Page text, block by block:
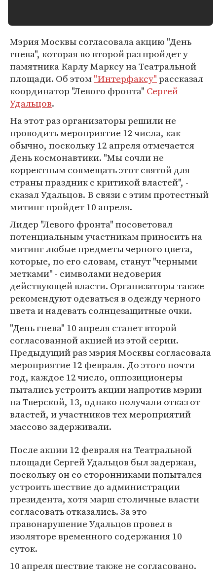
Мэрия Москвы согласовала акцию "День
гнева", которая во второй раз пройдет у
памятника Карлу Марксу на Театральной
площади. Об этом"Интерфаксу"рассказал
координатор "Левого фронта" Сергей
Удальцов.
На этот раз организаторы решили не
проводить мероприятие 12 числа, как
обычно, поскольку 12 апреля отмечается
День космонавтики. "Мы сочли не
корректным совмещать этот святой для
страны праздник с критикой властей", -
сказал Удальцов. В связи с этим протестный
митинг пройдет 10 апреля.
Лидер "Левого фронта" посоветовал
потенциальным участникам приносить на
митинг любые предметы черного цвета,
которые, по его словам, станут "черными
метками" - символами недоверия
действующей власти. Организаторы также
рекомендуют одеваться в одежду черного
цвета и надевать солнцезащитные очки.
"День гнева" 10 апреля станет второй
согласованной акцией из этой серии.
Предыдущий раз мэрия Москвы согласовала
мероприятие 12 февраля. До этого почти
год, каждое 12 число, оппозиционеры
пытались устроить акции напротив мэрии
на Тверской, 13, однако получали отказ от
властей, и участников тех мероприятий
массово задерживали.
После акции 12 февраля на Театральной
площади Сергей Удальцов был задержан,
поскольку он со сторонниками попытался
устроить шествие до администрации
президента, хотя марш столичные власти
согласовать отказались. За это
правонарушение Удальцов провел в
изоляторе временного содержания 10
суток.
10 апреля шествие также не согласовано.